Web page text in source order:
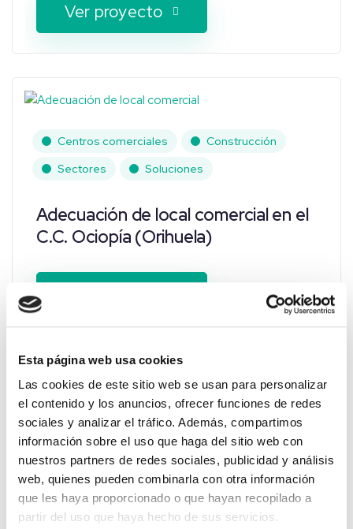
Esta página web usa cookies
Las cookies de este sitio web se usan para personalizar
el contenido y los anuncios, ofrecer funciones de redes
sociales y analizar el tráfico. Además, compartimos
información sobre el uso que haga del sitio web con
nuestros partners de redes sociales, publicidad y análisis
web, quienes pueden combinarla con otra información
que les haya proporcionado o que hayan recopilado a
partir del uso que haya hecho de sus servicios.
Ver proyecto
Centros comerciales
Construcción
Sectores
Soluciones
Adecuación de local comercial en el
C.C. Ociopía (Orihuela)
Centros comerciales
Construcción
Soluciones
Acondicionamiento de 7 locales
comerciales en el Centro Comercial